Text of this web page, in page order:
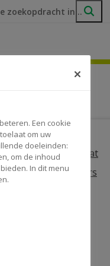
op zoek naar
Zoeken
Geldautomaat
Ondernemers
Een cookie
om uw
doeleinden:
om de inhoud
In dit menu